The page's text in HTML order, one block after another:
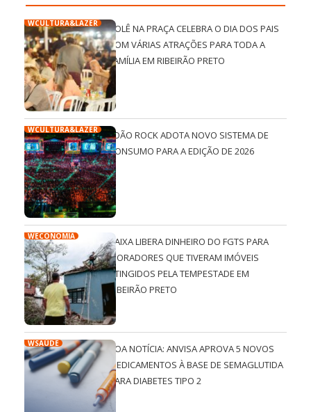
WCULTURA&LAZER
ROLÊ NA PRAÇA CELEBRA O DIA DOS PAIS
COM VÁRIAS ATRAÇÕES PARA TODA A
FAMÍLIA EM RIBEIRÃO PRETO
WCULTURA&LAZER
JOÃO ROCK ADOTA NOVO SISTEMA DE
CONSUMO PARA A EDIÇÃO DE 2026
WECONOMIA
CAIXA LIBERA DINHEIRO DO FGTS PARA
MORADORES QUE TIVERAM IMÓVEIS
ATINGIDOS PELA TEMPESTADE EM
RIBEIRÃO PRETO
WSAÚDE
BOA NOTÍCIA: ANVISA APROVA 5 NOVOS
MEDICAMENTOS À BASE DE SEMAGLUTIDA
PARA DIABETES TIPO 2